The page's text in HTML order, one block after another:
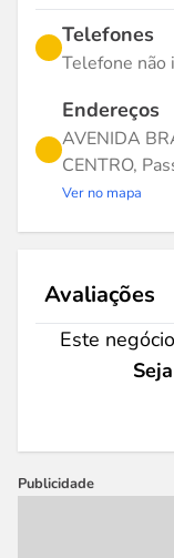
Telefones
Telefone não
Endereços
AVENIDA
CENTRO,
Ver no mapa
Avaliações
Este
Publicidade